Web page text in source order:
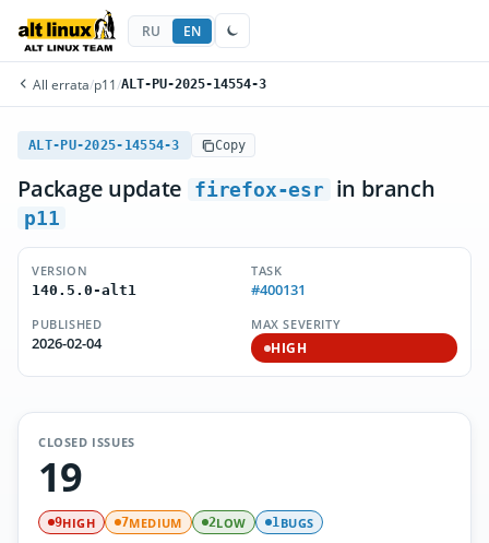
RU EN
All errata/p11 /ALT-PU-2025-14554-3
ALT-PU-2025-14554-3 Copy
Package update firefox-esr in branch
p11
VERSION
140.5.0-alt1
TASK
#400131
PUBLISHED
2026-02-04
MAX SEVERITY
HIGH
CLOSED ISSUES
19
9HIGH 7MEDIUM 2LOW 1BUGS